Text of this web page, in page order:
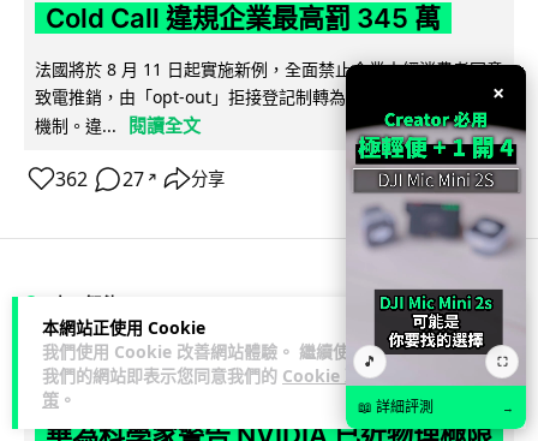
本網站正使用 Cookie
我們使用 Cookie 改善網站體驗。 繼續使用
我們的網站即表示您同意我們的 Cookie 政
策 。
Cold Call 違規企業最高罰 345 萬
法國將於 8 月 11 日起實施新例，全面禁止企業未經消費者同意
致電推銷，由「opt-out」拒接登記制轉為「opt-in」先徵同意
機制。違...
閱讀全文
362 27 ↗ 分享
人工智能
Lawton 2 日
華為科學家警告 NVIDIA 已近物理極限
×
🎵 ⛶
📖 詳細評測 →